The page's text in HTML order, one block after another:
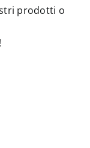
prodotti o